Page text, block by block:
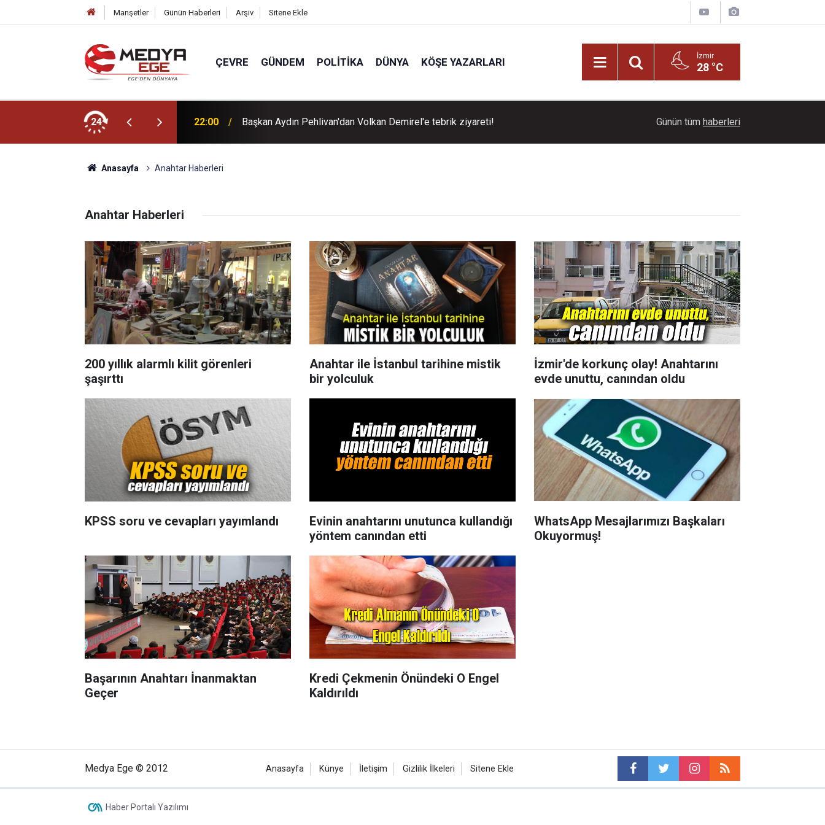
Manşetler Günün Haberleri Arşiv Sitene Ekle
ÇEVRE GÜNDEM POLITIKA DÜNYA KÖŞE YAZARLARI İzmir
28 °C
24 22:00 Başkan Aydın Pehlivan'dan Volkan Demirel'e tebrik ziyareti! Ayçiçeği tarlaları ihtişamıyla görenleri büyüledi!
Günün tüm haberleri
Anasayfa Anahtar Haberleri
Anahtar Haberleri
200 yıllık alarmlı kilit görenleri
şaşırttı
Anahtar ile İstanbul tarihine mistik
bir yolculuk
İzmir'de korkunç olay! Anahtarını
evde unuttu, canından oldu
KPSS soru ve cevapları yayımlandı
Evinin anahtarını unutunca kullandığı
yöntem canından etti
WhatsApp Mesajlarımızı Başkaları
Okuyormuş!
Başarının Anahtarı İnanmaktan
Geçer
Kredi Çekmenin Önündeki O Engel
Kaldırıldı
Medya Ege © 2012 Anasayfa Künye İletişim Gizlilik İlkeleri Sitene Ekle
Haber Portalı Yazılımı